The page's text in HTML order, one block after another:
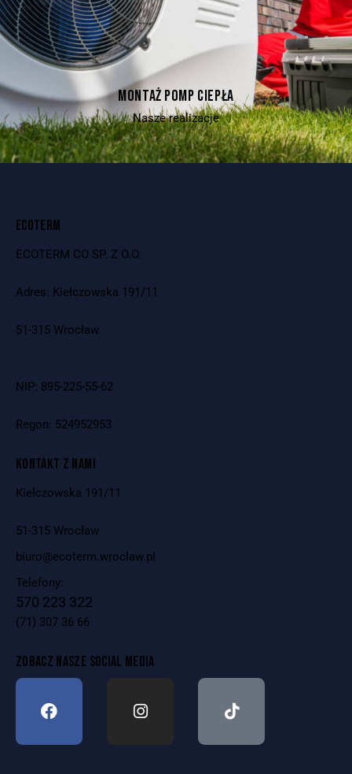
MONTAŻ POMP CIEPŁA
Nasze realizacje
ECOTERM
ECOTERM CO SP. Z O.O.
Adres: Kiełczowska 191/11
51-315 Wrocław
NIP: 895-225-55-62
Regon: 524952953
KONTAKT Z NAMI
Kiełczowska 191/11
51-315 Wrocław
biuro@ecoterm.wroclaw.pl
Telefony:
570 223 322
(71) 307 36 66
ZOBACZ NASZE SOCIAL MEDIA